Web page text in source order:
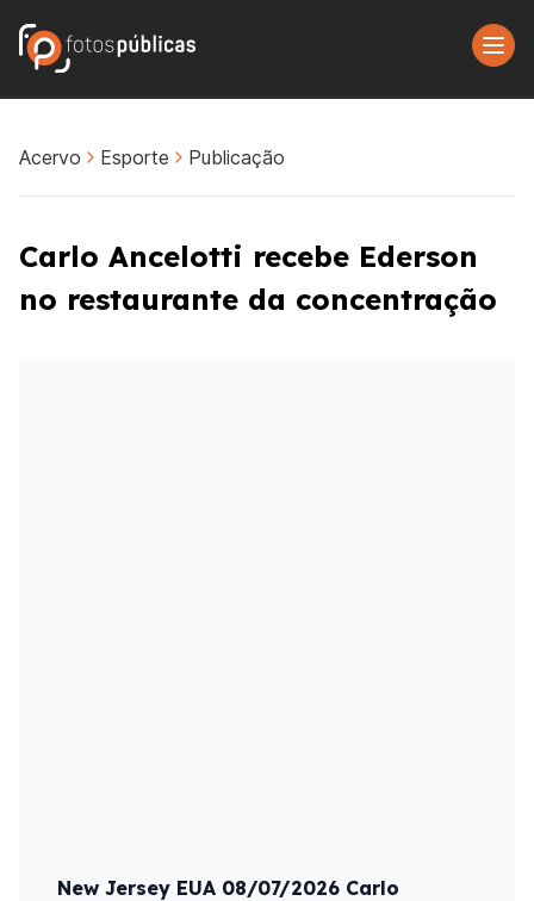
Acervo Esporte Publicação
Carlo Ancelotti recebe Ederson
no restaurante da concentração
New Jersey EUA 08/07/2026 Carlo